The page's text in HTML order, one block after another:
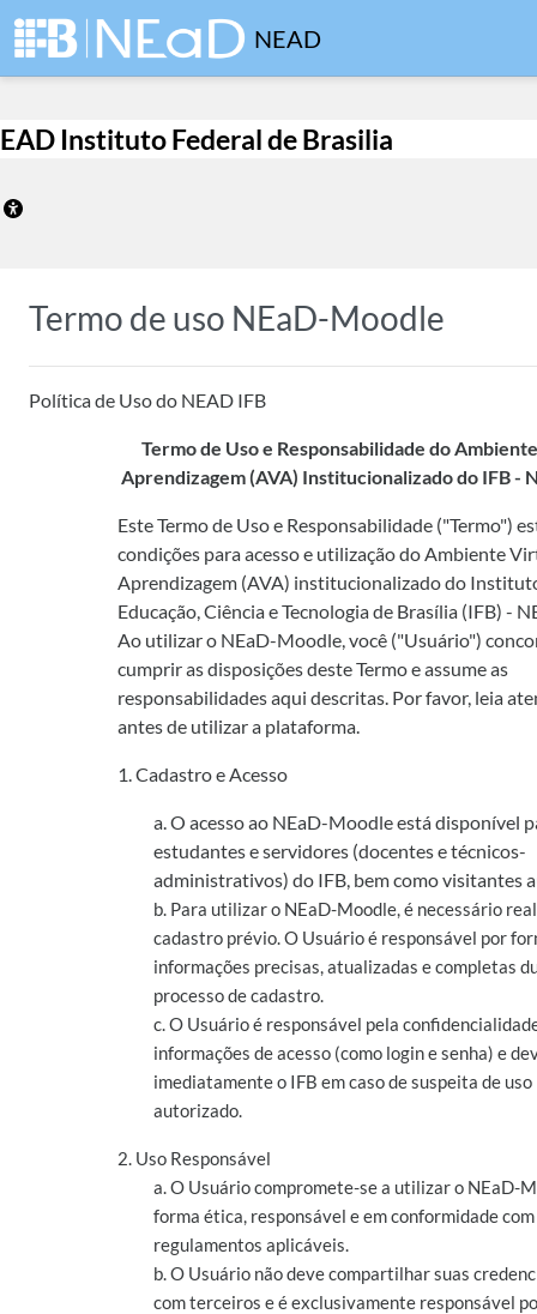
Ir para o conteúdo principal
NEAD
EAD Instituto Federal de Brasilia
Termo de uso NEaD-Moodle
Política de Uso do NEAD IFB
Termo de Uso e Responsabilidade do
Aprendizagem (AVA) Institucionalizado do IFB -
Este Termo de Uso e Responsabilidade ("Termo")
condições para acesso e utilização do Ambiente
Aprendizagem (AVA) institucionalizado do
Educação, Ciência e Tecnologia de Brasília (IFB) -
Ao utilizar o NEaD-Moodle, você ("Usuário")
cumprir as disposições deste Termo e assume as
responsabilidades aqui descritas. Por favor, leia
antes de utilizar a plataforma.
1. Cadastro e Acesso
a. O acesso ao NEaD-Moodle está disponível
estudantes e servidores (docentes e técnicos-
administrativos) do IFB, bem como visitantes
b. Para utilizar o NEaD-Moodle, é necessário
cadastro prévio. O Usuário é responsável por
informações precisas, atualizadas e completas
processo de cadastro.
c. O Usuário é responsável pela
informações de acesso (como login e senha) e
imediatamente o IFB em caso de suspeita de uso
autorizado.
2. Uso Responsável
a. O Usuário compromete-se a utilizar o NEaD-
forma ética, responsável e em conformidade
regulamentos aplicáveis.
b. O Usuário não deve compartilhar suas
com terceiros e é exclusivamente responsável